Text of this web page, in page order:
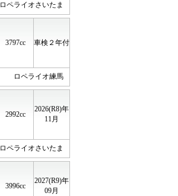
ロペライオさいたま
3797cc 車検２年付
ロペライオ練馬
2992cc
2026(R8)年
11月
ロペライオさいたま
3996cc
2027(R9)年
09月